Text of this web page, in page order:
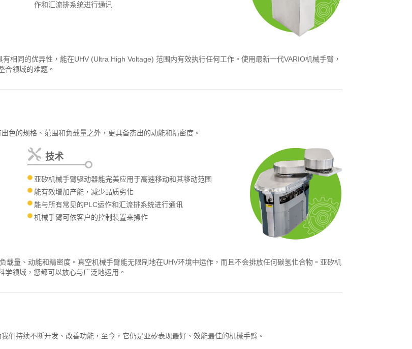
作和汇流排系统进行通讯
相同的优异性，能在UHV (Ultra High Voltage) 范围内有效执行任何工作。使用最新一代VARIO机械手臂，
合领域的难题。
色的规格、范围和负载量之外，更具备杰出的动能和精密度。
技术
亚矽机械手臂驱动器能完美应用于高速移动和其移动范围
能有效增加产能，减少品质劣化
能与所有常见的PLC运作和汇流排系统进行通讯
机械手臂可依客户的控制装置来操作
量、动能和精密度。真空机械手臂能无限制地在UHV环境中运作，而且不会排放任何碳氢化合物。亚矽机
领域，您都可以放心与广泛地运用。
们持续不断开发、改善功能，至今，它仍是亚矽表现最好、效能最佳的机械手臂。